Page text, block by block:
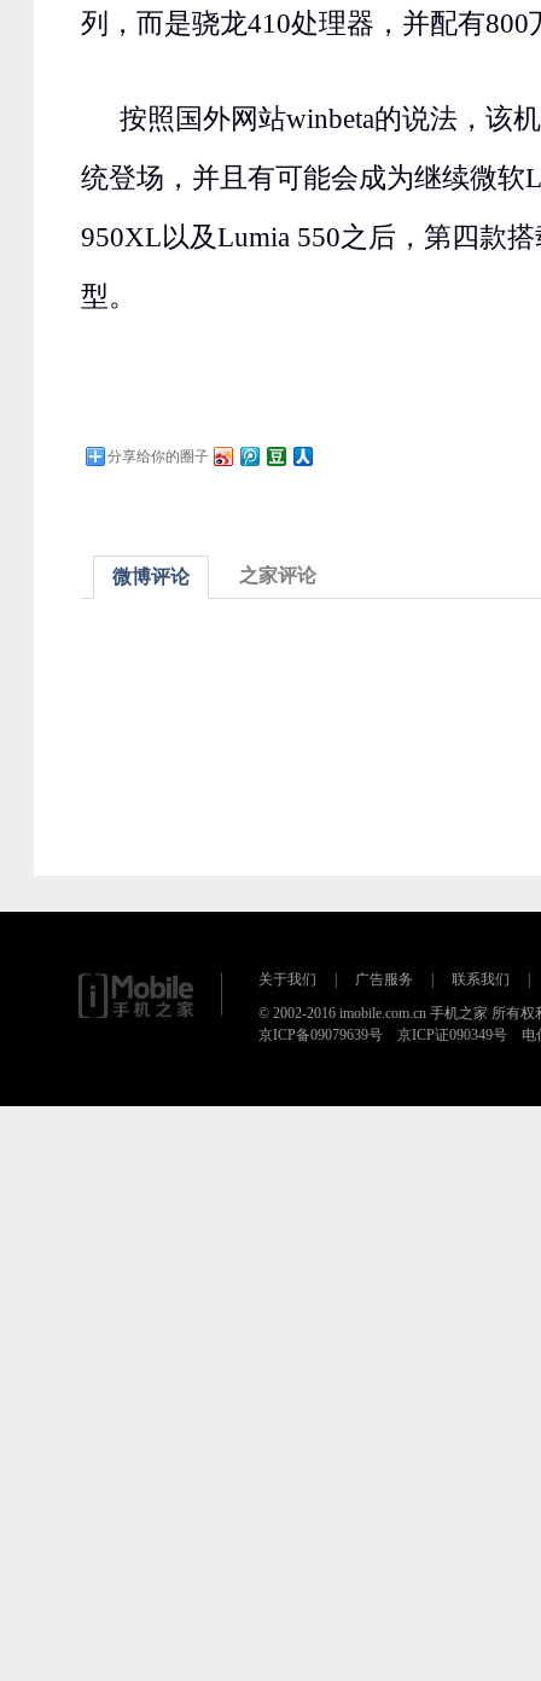
列，而是骁龙410处理器，并配有
按照国外网站winbeta的说法，该
统登场，并且有可能会成为继续微软
950XL以及Lumia 550之后，第四款
型。
分享给你的圈子
微博评论 之家评论
关于我们 广告服务 联系我们
© 2002-2016 imobile.com.cn 手机之家 所有权
京ICP备09079639号 京ICP证090349号 电